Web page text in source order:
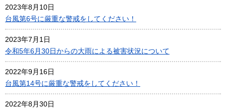
2023年8月10日
台風第6号に厳重な警戒をしてください！
2023年7月1日
令和5年6月30日からの大雨による被害状況について
2022年9月16日
台風第14号に厳重な警戒をしてください！
2022年8月30日